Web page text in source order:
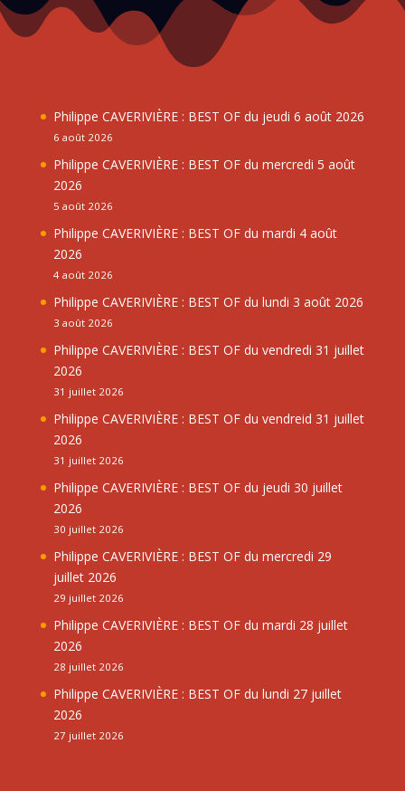
Philippe CAVERIVIÈRE : BEST OF du jeudi 6 août 2026
6 août 2026
Philippe CAVERIVIÈRE : BEST OF du mercredi 5 août
2026
5 août 2026
Philippe CAVERIVIÈRE : BEST OF du mardi 4 août
2026
4 août 2026
Philippe CAVERIVIÈRE : BEST OF du lundi 3 août 2026
3 août 2026
Philippe CAVERIVIÈRE : BEST OF du vendredi 31 juillet
2026
31 juillet 2026
Philippe CAVERIVIÈRE : BEST OF du vendreid 31 juillet
2026
31 juillet 2026
Philippe CAVERIVIÈRE : BEST OF du jeudi 30 juillet
2026
30 juillet 2026
Philippe CAVERIVIÈRE : BEST OF du mercredi 29
juillet 2026
29 juillet 2026
Philippe CAVERIVIÈRE : BEST OF du mardi 28 juillet
2026
28 juillet 2026
Philippe CAVERIVIÈRE : BEST OF du lundi 27 juillet
2026
27 juillet 2026